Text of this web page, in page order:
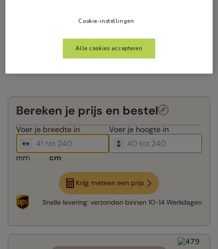
Bereken je prijs en bestel
Voer je breedte in Voer je hoogte in
mm cm
Krijg meteen een prijs
Snelle levering: verzonden binnen 10-14 Werkdagen
Cookie-instellingen
Alle cookies accepteren